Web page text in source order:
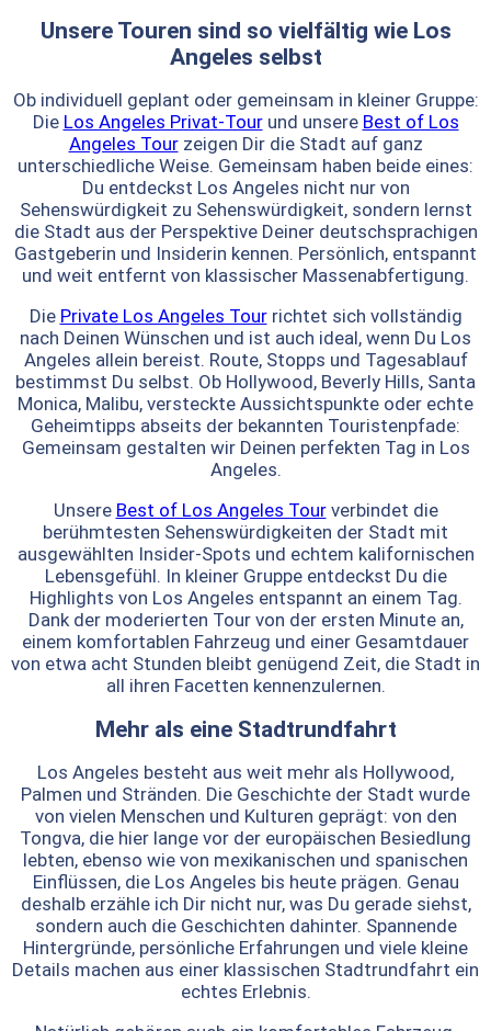
Unsere Touren sind so vielfältig wie Los
Angeles selbst
Ob individuell geplant oder gemeinsam in kleiner Gruppe:
Die Los Angeles Privat-Tourund unsere Best of Los
Angeles Tourzeigen Dir die Stadt auf ganz
unterschiedliche Weise. Gemeinsam haben beide eines:
Du entdeckst Los Angeles nicht nur von
Sehenswürdigkeit zu Sehenswürdigkeit, sondern lernst
die Stadt aus der Perspektive Deiner deutschsprachigen
Gastgeberin und Insiderin kennen. Persönlich, entspannt
und weit entfernt von klassischer Massenabfertigung.
Die Private Los Angeles Tourrichtet sich vollständig
nach Deinen Wünschen und ist auch ideal, wenn Du Los
Angeles allein bereist. Route, Stopps und Tagesablauf
bestimmst Du selbst. Ob Hollywood, Beverly Hills, Santa
Monica, Malibu, versteckte Aussichtspunkte oder echte
Geheimtipps abseits der bekannten Touristenpfade:
Gemeinsam gestalten wir Deinen perfekten Tag in Los
Angeles.
Unsere Best of Los Angeles Tourverbindet die
berühmtesten Sehenswürdigkeiten der Stadt mit
ausgewählten Insider-Spots und echtem kalifornischen
Lebensgefühl. In kleiner Gruppe entdeckst Du die
Highlights von Los Angeles entspannt an einem Tag.
Dank der moderierten Tour von der ersten Minute an,
einem komfortablen Fahrzeug und einer Gesamtdauer
von etwa acht Stunden bleibt genügend Zeit, die Stadt in
all ihren Facetten kennenzulernen.
Mehr als eine Stadtrundfahrt
Los Angeles besteht aus weit mehr als Hollywood,
Palmen und Stränden. Die Geschichte der Stadt wurde
von vielen Menschen und Kulturen geprägt: von den
Tongva, die hier lange vor der europäischen Besiedlung
lebten, ebenso wie von mexikanischen und spanischen
Einflüssen, die Los Angeles bis heute prägen. Genau
deshalb erzähle ich Dir nicht nur, was Du gerade siehst,
sondern auch die Geschichten dahinter. Spannende
Hintergründe, persönliche Erfahrungen und viele kleine
Details machen aus einer klassischen Stadtrundfahrt ein
echtes Erlebnis.